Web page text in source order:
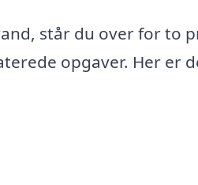
står du over for to
opgaver. Her er